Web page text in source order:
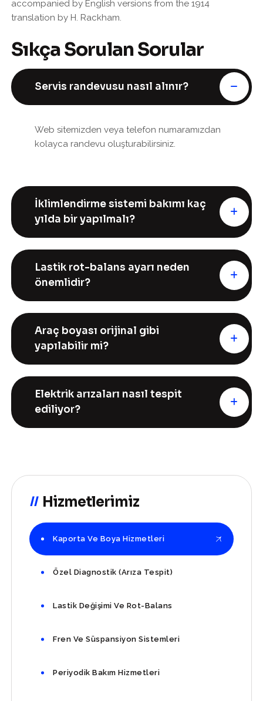
accompanied by English versions from the 1914
translation by H. Rackham.
Sıkça Sorulan Sorular
Servis randevusu nasıl alınır?
Web sitemizden veya telefon numaramızdan
kolayca randevu oluşturabilirsiniz.
İklimlendirme sistemi bakımı kaç
yılda bir yapılmalı?
Lastik rot-balans ayarı neden
önemlidir?
Araç boyası orijinal gibi
yapılabilir mi?
Elektrik arızaları nasıl tespit
ediliyor?
Hizmetlerimiz
Kaporta Ve Boya Hizmetleri
Özel Diagnostik (Arıza Tespit)
Lastik Değişimi Ve Rot-Balans
Fren Ve Süspansiyon Sistemleri
Periyodik Bakım Hizmetleri